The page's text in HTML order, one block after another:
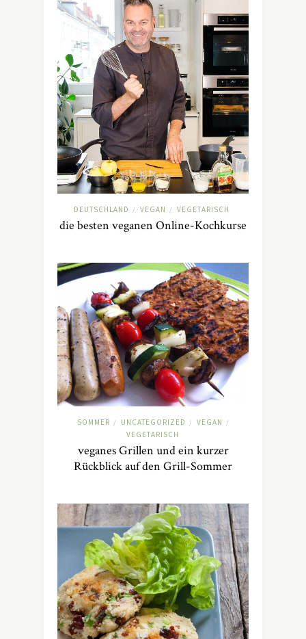
DEUTSCHLAND / VEGAN / VEGETARISCH
die besten veganen Online-Kochkurse
SOMMER / UNCATEGORIZED / VEGAN /
VEGETARISCH
veganes Grillen und ein kurzer
Rückblick auf den Grill-Sommer